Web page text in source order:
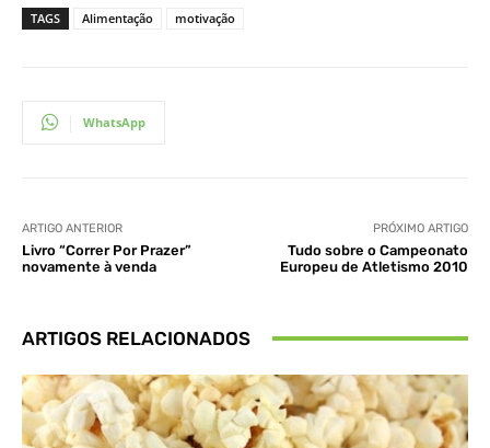
TAGS Alimentação motivação
WhatsApp
ARTIGO ANTERIOR
Livro “Correr Por Prazer”
novamente à venda
PRÓXIMO ARTIGO
Tudo sobre o Campeonato
Europeu de Atletismo 2010
ARTIGOS RELACIONADOS